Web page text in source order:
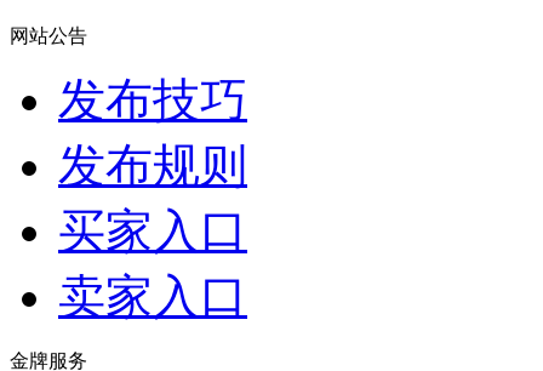
网站公告
发布技巧
发布规则
买家入口
卖家入口
金牌服务